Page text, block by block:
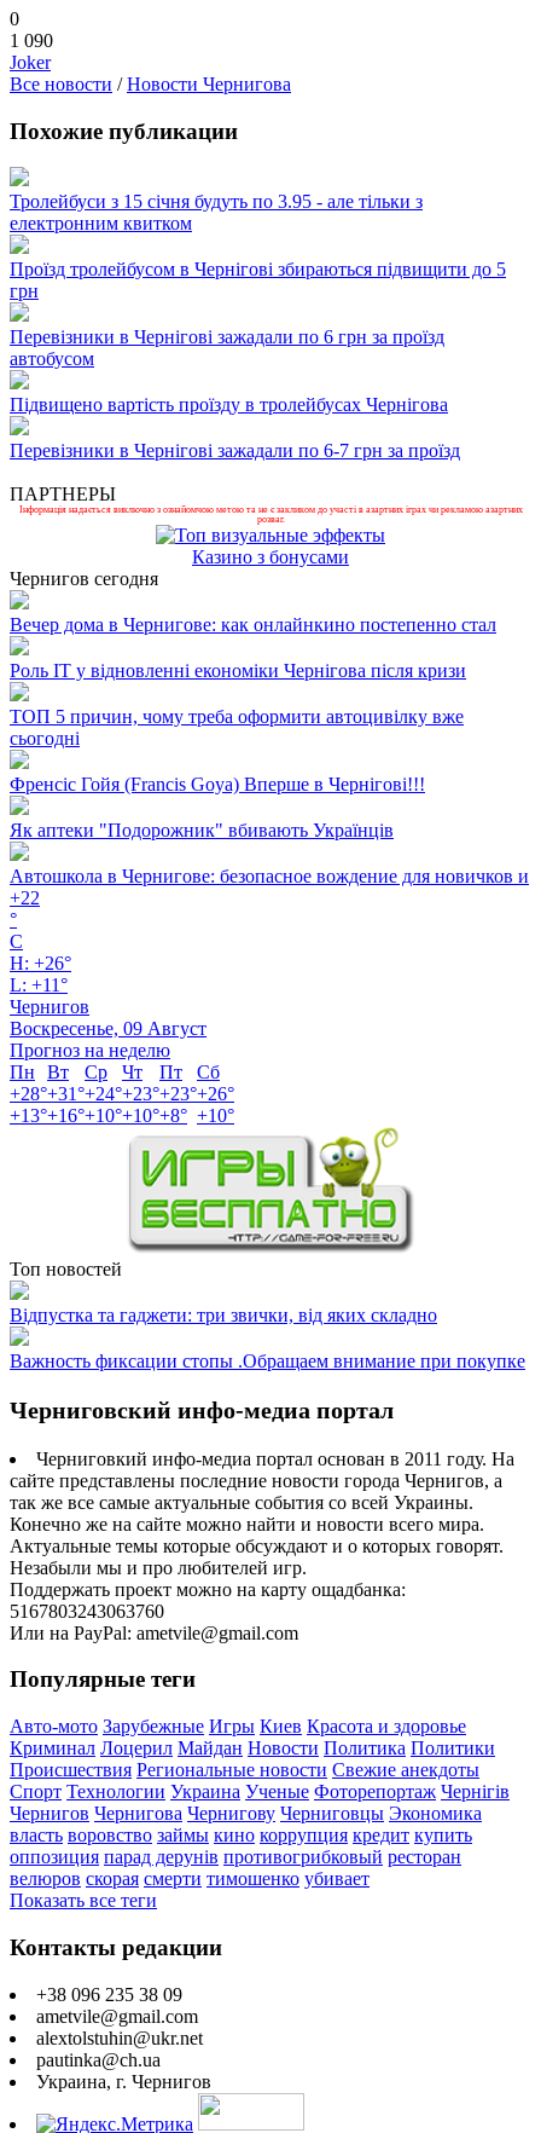
0
1 090
Joker
Все новости /Новости Чернигова
Похожие публикации
Тролейбуси з 15 січня будуть по 3.95 - але тільки з
електронним квитком
Проїзд тролейбусом в Чернігові збираються підвищити до 5
грн
Перевізники в Чернігові зажадали по 6 грн за проїзд
автобусом
Підвищено вартість проїзду в тролейбусах Чернігова
Перевізники в Чернігові зажадали по 6-7 грн за проїзд
ПАРТНЕРЫ
Інформація надається виключно з ознайомчою метою та не є закликом до участі в азартних іграх чи рекламою азартних
розваг.
Казино з бонусами
Чернигов сегодня
Вечер дома в Чернигове: как онлайнкино постепенно стал
Роль ІТ у відновленні економіки Чернігова після кризи
ТОП 5 причин, чому треба оформити автоцивілку вже
сьогодні
Френсіс Гойя (Francis Goya) Вперше в Чернігові!!!
Як аптеки "Подорожник" вбивають Українців
Автошкола в Чернигове: безопасное вождение для новичков и
+22
°
C
H: +26°
L: +11°
Чернигов
Воскресенье, 09 Август
Прогноз на неделю
Пн
Вт Ср Чт Пт
Сб
+28°+31°+24°+23°+23°+26°
+13°+16°+10°+10°+8° +10°
Топ новостей
Відпустка та гаджети: три звички, від яких складно
Важность фиксации стопы .Обращаем внимание при покупке
Черниговский инфо-медиа портал
Черниговкий инфо-медиа портал основан в 2011 году. На
сайте представлены последние новости города Чернигов, а
так же все самые актуальные события со всей Украины.
Конечно же на сайте можно найти и новости всего мира.
Актуальные темы которые обсуждают и о которых говорят.
Незабыли мы и про любителей игр.
Поддержать проект можно на карту ощадбанка:
5167803243063760
Или на PayPal: ametvile@gmail.com
Популярные теги
Авто-мото Зарубежные Игры Киев Красота и здоровье
Криминал Лоцерил Майдан Новости Политика Политики
Происшествия Региональные новости Свежие анекдоты
Спорт Технологии Украина Ученые Фоторепортаж Чернігів
Чернигов Чернигова Чернигову Черниговцы Экономика
власть воровство займы кино коррупция кредит купить
оппозиция парад дерунів противогрибковый ресторан
велюров скорая смерти тимошенко убивает
Показать все теги
Контакты редакции
+38 096 235 38 09
ametvile@gmail.com
alextolstuhin@ukr.net
pautinka@ch.ua
Украина, г. Чернигов